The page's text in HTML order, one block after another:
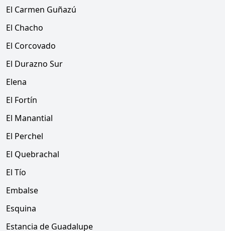
El Carmen Guñazú
El Chacho
El Corcovado
El Durazno Sur
Elena
El Fortín
El Manantial
El Perchel
El Quebrachal
El Tío
Embalse
Esquina
Estancia de Guadalupe